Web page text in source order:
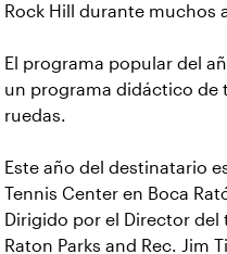
Rock Hill durante muchos
El programa popular del
un programa didáctico de
ruedas.
Este año del destinatario
Tennis Center en Boca
Dirigido por el Director del
Raton Parks and Rec. Jim